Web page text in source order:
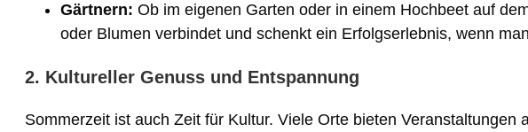
Gärtnern: Ob im eigenen Garten oder in einem Hochbeet auf
oder Blumen verbindet und schenkt ein Erfolgserlebnis, wenn
2. Kultureller Genuss und Entspannung
Sommerzeit ist auch Zeit für Kultur. Viele Orte bieten Veranstaltungen